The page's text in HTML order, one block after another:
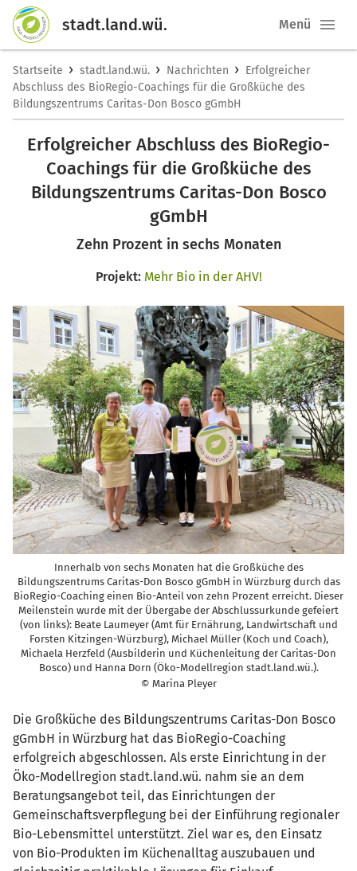
stadt.land.wü. Menü
Startseite › stadt.land.wü. › Nachrichten › Erfolgreicher
Abschluss des BioRegio-Coachings für die Großküche des
Bildungszentrums Caritas-Don Bosco gGmbH
Erfolgreicher Abschluss des BioRegio-
Coachings für die Großküche des
Bildungszentrums Caritas-Don Bosco
gGmbH
Zehn Prozent in sechs Monaten
Projekt: Mehr Bio in der AHV!
Innerhalb von sechs Monaten hat die Großküche des
Bildungszentrums Caritas-Don Bosco gGmbH in Würzburg durch das
BioRegio-Coaching einen Bio-Anteil von zehn Prozent erreicht. Dieser
Meilenstein wurde mit der Übergabe der Abschlussurkunde gefeiert
(von links): Beate Laumeyer (Amt für Ernährung, Landwirtschaft und
Forsten Kitzingen-Würzburg), Michael Müller (Koch und Coach),
Michaela Herzfeld (Ausbilderin und Küchenleitung der Caritas-Don
Bosco) und Hanna Dorn (Öko-Modellregion stadt.land.wü.).
© Marina Pleyer
Die Großküche des Bildungszentrums Caritas-Don Bosco
gGmbH in Würzburg hat das BioRegio-Coaching
erfolgreich abgeschlossen. Als erste Einrichtung in der
Öko-Modellregion stadt.land.wü. nahm sie an dem
Beratungsangebot teil, das Einrichtungen der
Gemeinschaftsverpflegung bei der Einführung regionaler
Bio-Lebensmittel unterstützt. Ziel war es, den Einsatz
von Bio-Produkten im Küchenalltag auszubauen und